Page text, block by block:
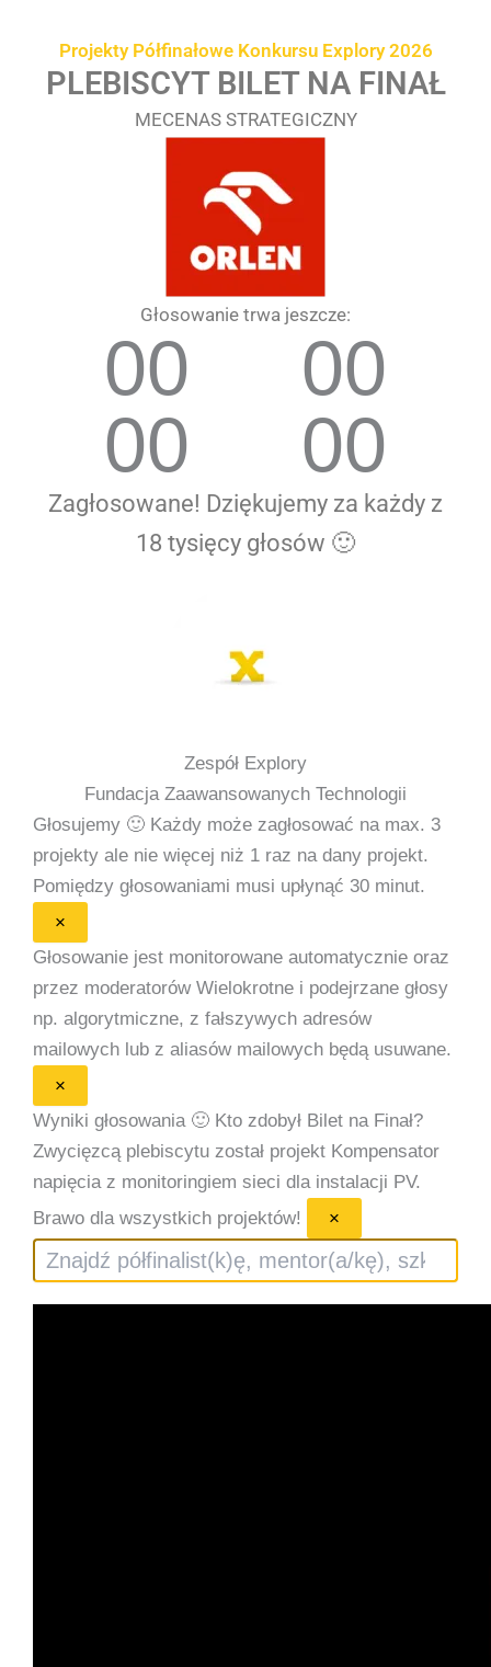
Projekty Półfinałowe Konkursu Explory 2026
PLEBISCYT BILET NA FINAŁ
MECENAS STRATEGICZNY
Głosowanie trwa jeszcze:
00
00
00
00
Zagłosowane! Dziękujemy za każdy z
18 tysięcy głosów 🙂
Zespół Explory
Fundacja Zaawansowanych Technologii
Głosujemy 🙂 Każdy może zagłosować na max. 3
projekty ale nie więcej niż 1 raz na dany projekt.
Pomiędzy głosowaniami musi upłynąć 30 minut.
×
Głosowanie jest monitorowane automatycznie oraz
przez moderatorów Wielokrotne i podejrzane głosy
np. algorytmiczne, z fałszywych adresów
mailowych lub z aliasów mailowych będą usuwane.
×
Wyniki głosowania 🙂 Kto zdobył Bilet na Finał?
Zwycięzcą plebiscytu został projekt Kompensator
napięcia z monitoringiem sieci dla instalacji PV.
Brawo dla wszystkich projektów!
×
Szukaj